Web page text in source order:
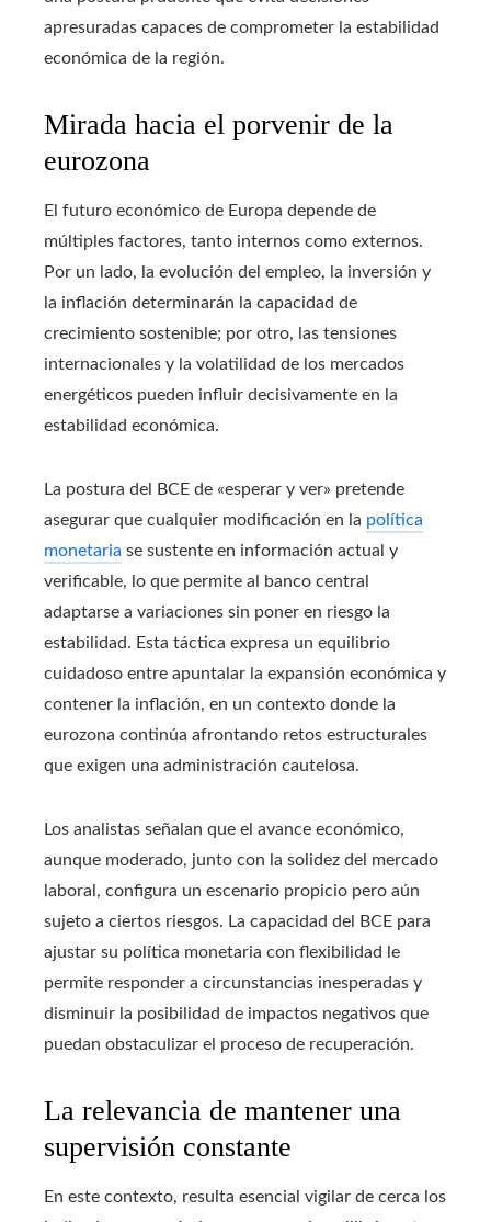
apresuradas capaces de comprometer la estabilidad
económica de la región.
Mirada hacia el porvenir de la
eurozona
El futuro económico de Europa depende de
múltiples factores, tanto internos como externos.
Por un lado, la evolución del empleo, la inversión y
la inflación determinarán la capacidad de
crecimiento sostenible; por otro, las tensiones
internacionales y la volatilidad de los mercados
energéticos pueden influir decisivamente en la
estabilidad económica.
La postura del BCE de «esperar y ver» pretende
asegurar que cualquier modificación en la política
monetaria se sustente en información actual y
verificable, lo que permite al banco central
adaptarse a variaciones sin poner en riesgo la
estabilidad. Esta táctica expresa un equilibrio
cuidadoso entre apuntalar la expansión económica y
contener la inflación, en un contexto donde la
eurozona continúa afrontando retos estructurales
que exigen una administración cautelosa.
Los analistas señalan que el avance económico,
aunque moderado, junto con la solidez del mercado
laboral, configura un escenario propicio pero aún
sujeto a ciertos riesgos. La capacidad del BCE para
ajustar su política monetaria con flexibilidad le
permite responder a circunstancias inesperadas y
disminuir la posibilidad de impactos negativos que
puedan obstaculizar el proceso de recuperación.
La relevancia de mantener una
supervisión constante
En este contexto, resulta esencial vigilar de cerca los